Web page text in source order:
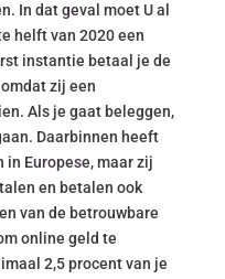
In dat geval moet U al
helft van 2020 een
instantie betaal je de
zij een
Als je gaat beleggen,
Daarbinnen heeft
in Europese, maar zij
en betalen ook
van de betrouwbare
online geld te
2,5 procent van je